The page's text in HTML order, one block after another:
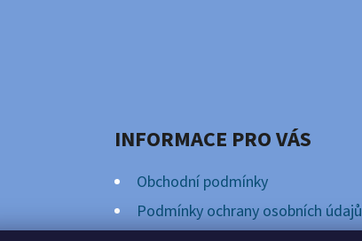
INFORMACE PRO VÁS
Obchodní podmínky
Podmínky ochrany osobních údajů